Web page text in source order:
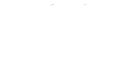
стабильный